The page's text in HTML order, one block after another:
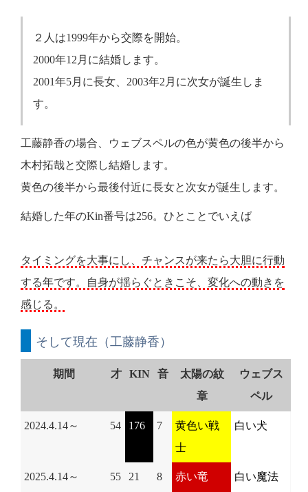
２人は1999年から交際を開始。
2000年12月に結婚します。
2001年5月に長女、2003年2月に次女が誕生しま
す。
工藤静香の場合、ウェブスペルの色が黄色の後半から
木村拓哉と交際し結婚します。
黄色の後半から最後付近に長女と次女が誕生します。
結婚した年のKin番号は256。ひとことでいえば
タイミングを大事にし、チャンスが来たら大胆に行動
する年です。自身が揺らぐときこそ、変化への動きを
感じる。
そして現在（工藤静香）
期間 才 KIN 音
太陽の紋
章
ウェブス
ペル
2024.4.14～ 54 176 7
黄色い戦
士
白い犬
2025.4.14～ 55 21 8 赤い竜
白い魔法